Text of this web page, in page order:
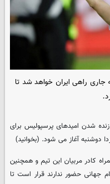
راهی ایران خواهد شد تا
زنده شدن امیدهای پرسپولیس برای
دوشنبه آغاز می شود. (بخوانید)
کادر مربیان این تیم و همچنین
جهانی حضور ندارند قرار است تا